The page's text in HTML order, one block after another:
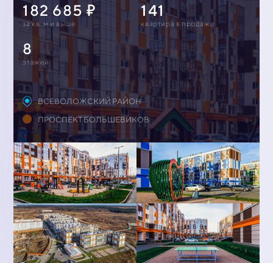
182 685
за кв. м и выше
141
квартирa в продаже
8
этажей
ВСЕВОЛОЖСКИЙ РАЙОН
ПРОСПЕКТ БОЛЬШЕВИКОВ